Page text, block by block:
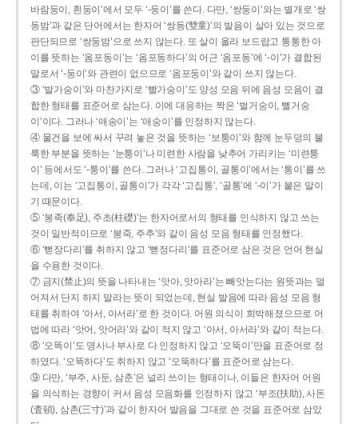
바람둥이, 흰둥이’에서 모두 ‘-둥이’를 쓴다. 다만, ‘쌍둥이’와는 별개로 ‘쌍
동밤’과 같은 단어에서는 한자어 ‘쌍동(雙童)’의 발음이 살아 있는 것으로
판단되므로 ‘쌍둥밤’으로 쓰지 않는다. 또 살이 올라 보드랍고 통통한 아
이를 뜻하는 ‘옴포동이’는 ‘옴포동하다’의 어근 ‘옴포동’에 ‘-이’가 결합된
말로서 ‘-둥이’와 관련이 없으므로 ‘옴포둥이’와 같이 쓰지 않는다.
③ ‘발가숭이’와 마찬가지로 ‘빨가숭이’도 양성 모음 뒤에 음성 모음이 결
합한 형태를 표준어로 삼는다. 이에 대응하는 짝은 ‘벌거숭이, 뻘거숭
이’이다. 그러나 ‘애송이’는 ‘애숭이’를 인정하지 않는다.
④ 물건을 보에 싸서 꾸려 놓은 것을 뜻하는 ‘보퉁이’와 함께 눈두덩의 불
룩한 부분을 뜻하는 ‘눈퉁이’나 미련한 사람을 낮추어 가리키는 ‘미련퉁
이’ 등에서도 ‘-퉁이’를 쓴다. 그러나 ‘고집통이, 골통이’에서는 ‘통이’를 쓰
는데, 이는 ‘고집통이, 골통이’가 각각 ‘고집통’, ‘골통’에 ‘-이’가 붙은 말이
기 때문이다.
⑤ ‘봉족(奉足), 주초(柱礎)’는 한자어로서의 형태를 인식하지 않고 쓰는
것이 일반적이므로 ‘봉죽, 주추’와 같이 음성 모음 형태를 인정했다.
⑥ ‘뻗장다리’를 취하지 않고 ‘뻗정다리’를 표준어로 삼은 것은 언어 현실
을 수용한 것이다.
⑦ 금지(禁止)의 뜻을 나타내는 ‘앗아, 앗아라’는 빼앗는다는 원뜻과는 멀
어져서 단지 하지 말라는 뜻이 되었는데, 현실 발음에 따라 음성 모음 형
태를 취하여 ‘아서, 아서라’로 한 것이다. 어원 의식이 희박해졌으므로 어
법에 따라 ‘앗어, 앗어라’와 같이 적지 않고 ‘아서, 아서라’와 같이 적는다.
⑧ ‘오똑이’도 명사나 부사로 다 인정하지 않고 ‘오뚝이’만을 표준어로 정
하였다. ‘오똑하다’도 취하지 않고 ‘오뚝하다’를 표준어로 삼는다.
⑨ 다만, ‘부주, 사둔, 삼춘’은 널리 쓰이는 형태이나, 이들은 한자어 어원
을 의식하는 경향이 커서 음성 모음화를 인정하지 않고 ‘부조(扶助), 사돈
(査頓), 삼촌(三寸)’과 같이 한자어 발음을 그대로 쓴 것을 표준어로 삼았